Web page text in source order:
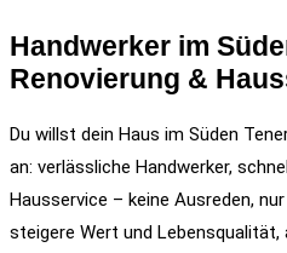
Handwerker im
Renovierung &
Du willst dein Haus im Süden
an: verlässliche Handwerker,
Hausservice – keine Ausreden,
steigere Wert und